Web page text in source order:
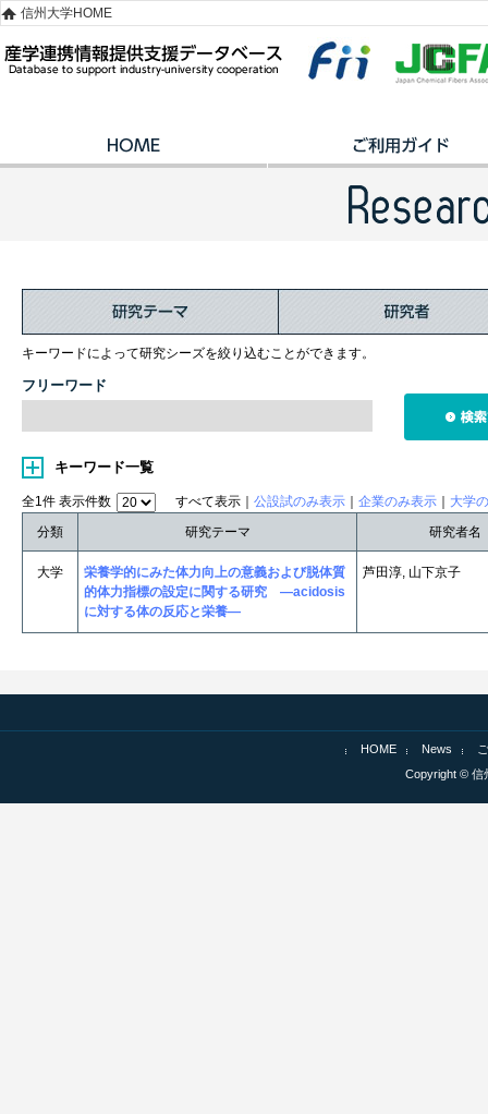
信州大学HOME
キーワードによって研究シーズを絞り込むことができます。
フリーワード
キーワード一覧
全1件 表示件数 すべて表示｜ 公設試のみ表示 企業のみ表示
大学
分類
研究テーマ 研究者名
大学
栄養学的にみた体力向上の意義および脱体質
的体力指標の設定に関する研究 ―acidosis
に対する体の反応と栄養―
芦田淳, 山下京子
HOME News
Copyright © 信